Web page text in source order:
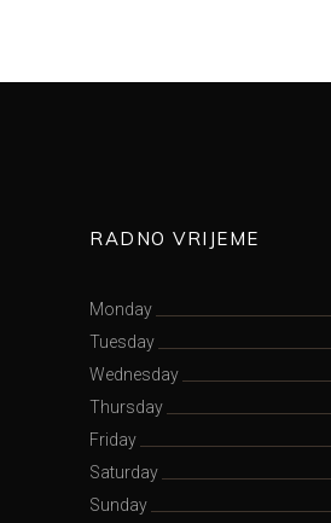
RADNO VRIJEME
Monday
Tuesday
Wednesday
Thursday
Friday
Saturday
Sunday